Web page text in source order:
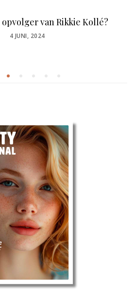
van Rikkie Kollé?
POSTED
4 JUNI, 2024